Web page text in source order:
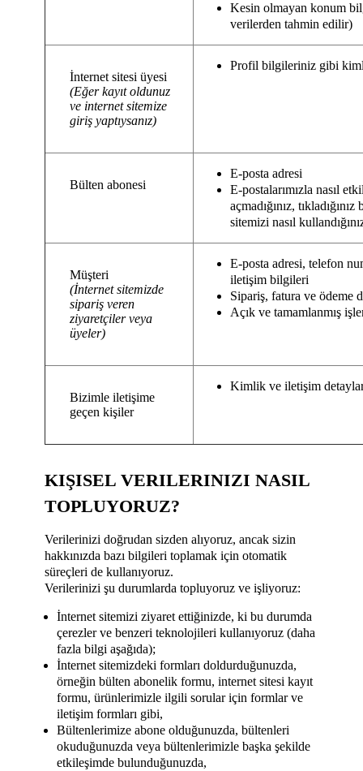
Kesin olmayan konum
verilerden tahmin edilir)
İnternet sitesi üyesi
(Eğer kayıt oldunuz
ve internet sitemize
giriş yaptıysanız)
Profil bilgileriniz gibi
Bülten abonesi
E-posta adresi
E-postalarımızla nasıl
açmadığınız,
sitemizi nasıl
Müşteri
(İnternet sitemizde
sipariş veren
ziyaretçiler veya
üyeler)
E-posta adresi, telefon
iletişim bilgileri
Sipariş, fatura ve ödeme
Açık ve tamamlanmış
Bizimle iletişime
geçen kişiler
Kimlik ve iletişim
KIŞISEL VERILERINIZI NASIL
TOPLUYORUZ?
Verilerinizi doğrudan sizden alıyoruz, ancak sizin
hakkınızda bazı bilgileri toplamak için otomatik
süreçleri de kullanıyoruz.
Verilerinizi şu durumlarda topluyoruz ve işliyoruz:
İnternet sitemizi ziyaret ettiğinizde, ki bu durumda
çerezler ve benzeri teknolojileri kullanıyoruz (daha
fazla bilgi aşağıda);
İnternet sitemizdeki formları doldurduğunuzda,
örneğin bülten abonelik formu, internet sitesi kayıt
formu, ürünlerimizle ilgili sorular için formlar ve
iletişim formları gibi,
Bültenlerimize abone olduğunuzda, bültenleri
okuduğunuzda veya bültenlerimizle başka şekilde
etkileşimde bulunduğunuzda,